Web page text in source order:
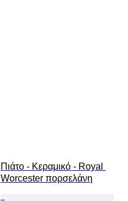
Πιάτο - Κεραμικό - Royal
Worcester πορσελάνη